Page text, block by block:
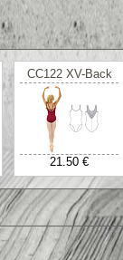
CC122 XV-Back
21.50 €